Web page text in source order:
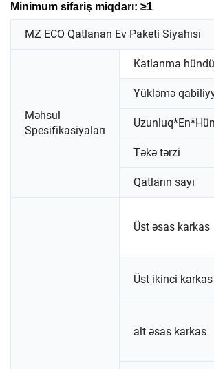
Minimum sifariş miqdarı: ≥1
MZ ECO Qatlanan Ev Paketi Siyahısı
Məhsul
Spesifikasiyaları
Katlanma
Yükləmə
Təkə tərzi
Qatların sayı
Üst əsas karkas
Üst ikinci karkas
alt əsas karkas